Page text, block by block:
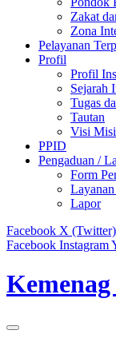
Zakat
Zona
Pelayanan
Profil
Profil
Sejarah
Tugas
Tautan
Visi Misi
PPID
Pengaduan /
Form
Lapor
Facebook X (Twitter)
Facebook Instagram